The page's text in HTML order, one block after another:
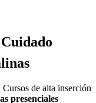
de alta inserción
presenciales